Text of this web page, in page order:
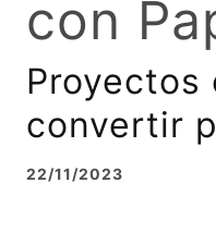
con
Proyectos
convertir
22/11/2023